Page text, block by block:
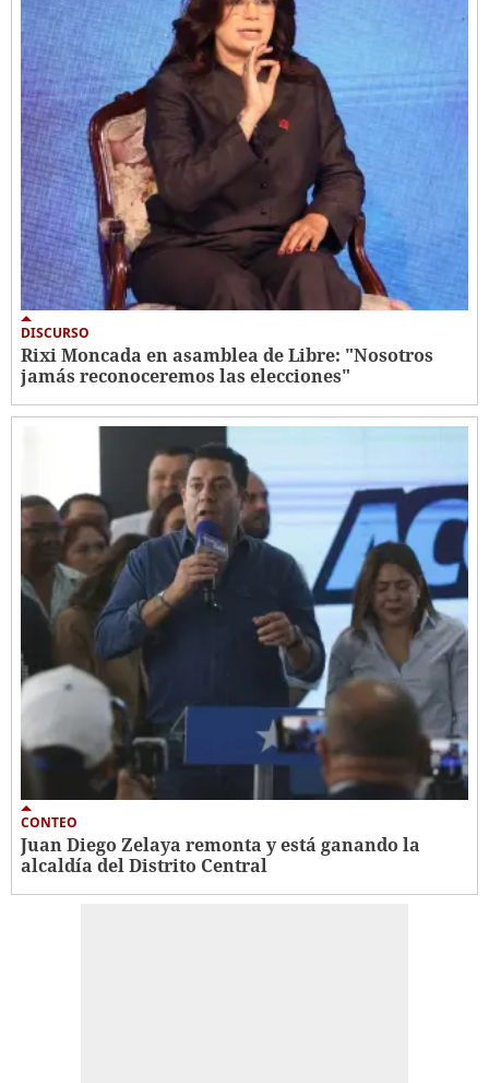
DISCURSO
Rixi Moncada en asamblea de Libre: "Nosotros
jamás reconoceremos las elecciones"
CONTEO
Juan Diego Zelaya remonta y está ganando la
alcaldía del Distrito Central